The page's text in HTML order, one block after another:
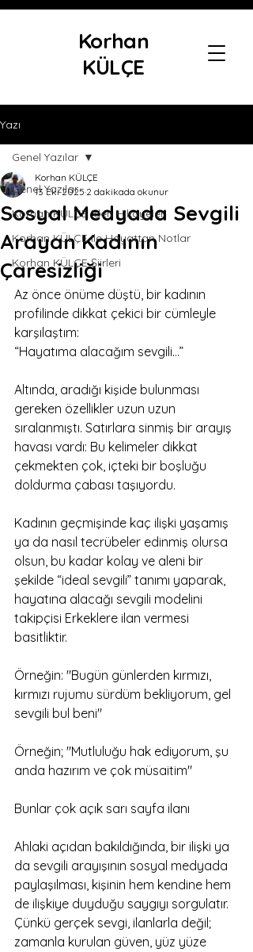
Korhan
KÜLÇE
Yazı
Genel Yazılar
Korhan KÜLÇE 'den Hikayeler
Korhan KÜLÇE ile Hayattan Notlar
Korhan KÜLÇE Şiirleri
Genel Yazılar
Sosyal Medyada Sevgili
Arayan Kadının
Çaresizliği
Korhan KÜLÇE
13 Eki 2025 2 dakikada okunur
Az önce önüme düştü, bir kadının
profilinde dikkat çekici bir cümleyle
karşılaştım:
“Hayatıma alacağım sevgili…”
Altında, aradığı kişide bulunması
gereken özellikler uzun uzun
sıralanmıştı. Satırlara sinmiş bir arayış
havası vardı: Bu kelimeler dikkat
çekmekten çok, içteki bir boşluğu
doldurma çabası taşıyordu.
Kadının geçmişinde kaç ilişki yaşamış
ya da nasıl tecrübeler edinmiş olursa
olsun, bu kadar kolay ve aleni bir
şekilde “ideal sevgili” tanımı yaparak,
hayatına alacağı sevgili modelini
takipçisi Erkeklere ilan vermesi
basitliktir.
Örneğin: "Bugün günlerden kırmızı,
kırmızı rujumu sürdüm bekliyorum, gel
sevgili bul beni"
Örneğin; "Mutluluğu hak ediyorum, şu
anda hazırım ve çok müsaitim"
Bunlar çok açık sarı sayfa ilanı
Ahlaki açıdan bakıldığında, bir ilişki ya
da sevgili arayışının sosyal medyada
paylaşılması, kişinin hem kendine hem
de ilişkiye duyduğu saygıyı sorgulatır.
Çünkü gerçek sevgi, ilanlarla değil;
zamanla kurulan güven, yüz yüze